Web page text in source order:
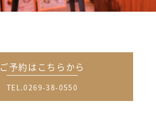
ご予約はこちらから
TEL.0269-38-0550